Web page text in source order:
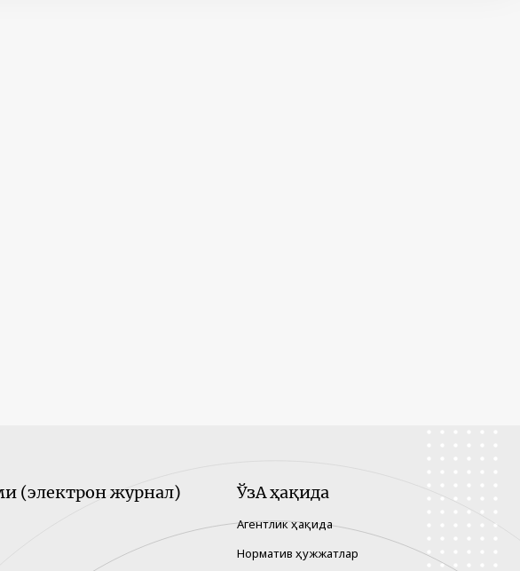
(электрон журнал) ЎзА ҳақида
Агентлик ҳақида
Норматив ҳужжатлар